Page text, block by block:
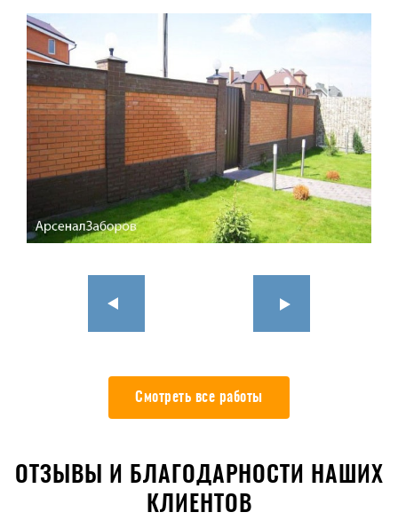
Смотреть все работы
ОТЗЫВЫ И БЛАГОДАРНОСТИ НАШИХ
КЛИЕНТОВ